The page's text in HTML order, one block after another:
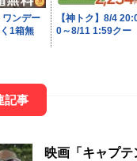
記事
映画「キャプ